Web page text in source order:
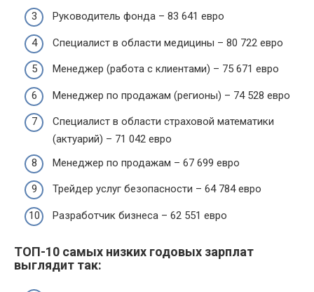
Руководитель фонда – 83 641 евро
Специалист в области медицины – 80 722 евро
Менеджер (работа с клиентами) – 75 671 евро
Менеджер по продажам (регионы) – 74 528 евро
Специалист в области страховой математики
(актуарий) – 71 042 евро
Менеджер по продажам – 67 699 евро
Трейдер услуг безопасности – 64 784 евро
Разработчик бизнеса – 62 551 евро
ТОП-10 самых низких годовых зарплат
выглядит так: